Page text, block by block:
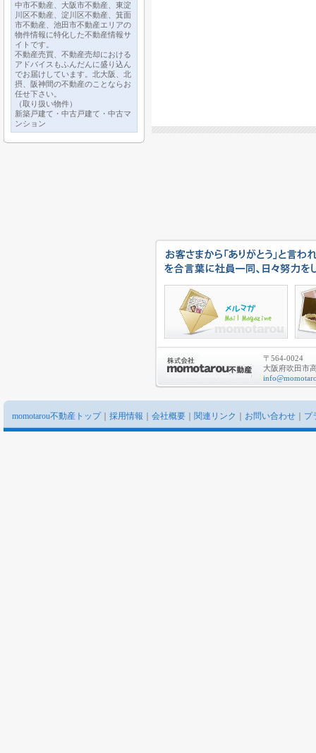
中市不動産、大阪市不動産、東淀
川区不動産、淀川区不動産、箕面
市不動産、池田市不動産エリアの
物件情報に特化した不動産情報サ
イトです。
不動産売買、不動産売却における
アドバイスもふんだんに盛り込ん
でお届けしています。北大阪、北
摂、阪神間の不動産のことならお
任せ下さい。
（取り扱い物件）
新築戸建て・中古戸建て・中古マ
ンション
〒564-0024
大阪府吹田市
momotarou不動産トップ｜ 採用情報 会社概要 関連リンク お問い合わせ プ